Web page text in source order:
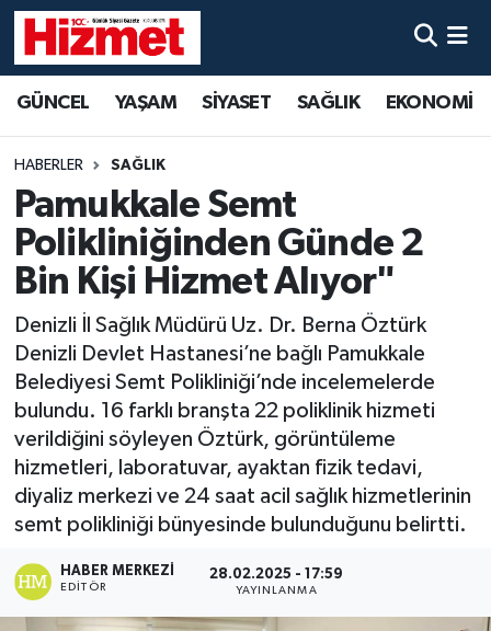
GÜNCEL YAŞAM SİYASET SAĞLIK EKONOMİ
HABERLER SAĞLIK
Pamukkale Semt
Polikliniğinden Günde 2
Bin Kişi Hizmet Alıyor"
Denizli İl Sağlık Müdürü Uz. Dr. Berna Öztürk
Denizli Devlet Hastanesi’ne bağlı Pamukkale
Belediyesi Semt Polikliniği’nde incelemelerde
bulundu. 16 farklı branşta 22 poliklinik hizmeti
verildiğini söyleyen Öztürk, görüntüleme
hizmetleri, laboratuvar, ayaktan fizik tedavi,
diyaliz merkezi ve 24 saat acil sağlık hizmetlerinin
semt polikliniği bünyesinde bulunduğunu belirtti.
HABER MERKEZI
EDITÖR
28.02.2025 - 17:59
YAYINLANMA
YAŞAM
SİYASET
SAĞLIK
KÜLTÜR SANAT
SPOR
MAGAZİN
ÖZEL HABER
DTO
Denizli Hava Durumu
Denizli Trafik Yoğunluk Haritası
Süper Lig Puan Durumu ve Fikstür
Son Dakika Haberleri
Haber Arşivi